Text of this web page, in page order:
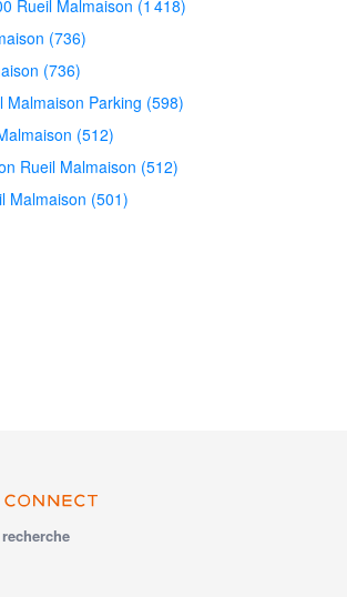
Rueil Malmaison (1 418)
(736)
(736)
Malmaison Parking (598)
(512)
Rueil Malmaison (512)
Malmaison (501)